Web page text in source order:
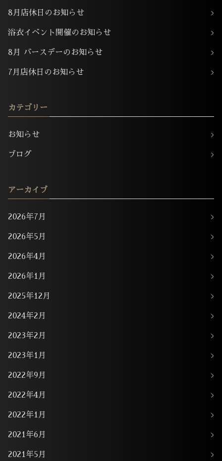
8月店休日のお知らせ
浴衣イベント開催のお知らせ
8月 バースデーのお知らせ
7月店休日のお知らせ
カテゴリー
お知らせ
ブログ
アーカイブ
2026年7月
2026年5月
2026年4月
2026年1月
2025年12月
2024年2月
2023年2月
2023年1月
2022年9月
2022年4月
2022年1月
2021年6月
2021年5月